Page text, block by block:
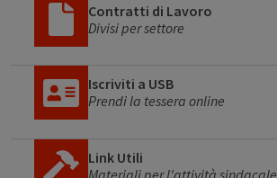
Contratti di Lavoro
Divisi per settore
Iscriviti a USB
Prendi la tessera online
Link Utili